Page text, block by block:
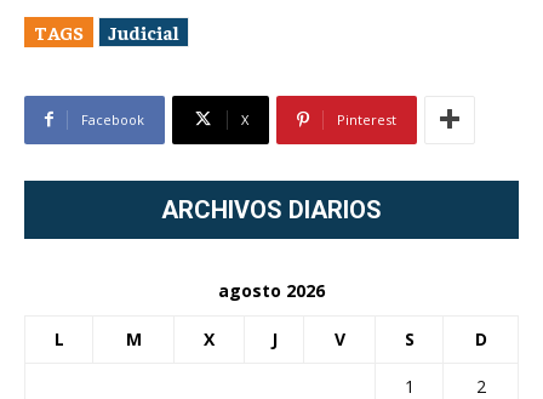
TAGS Judicial
Facebook X Pinterest
ARCHIVOS DIARIOS
agosto 2026
L M X J V S D
1
2